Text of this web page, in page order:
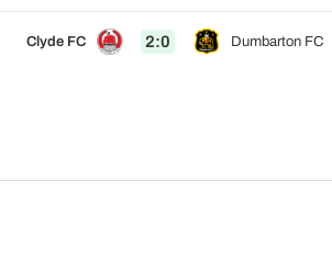
Clyde FC 2:0 Dumbarton FC